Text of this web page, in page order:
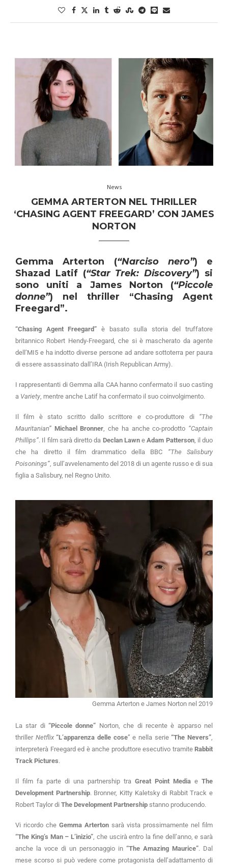
News
GEMMA ARTERTON NEL THRILLER
‘CHASING AGENT FREEGARD’ CON JAMES
NORTON
Gemma Arterton (“Narciso nero”) e
Shazad Latif(“Star Trek: Discovery”) si
sono uniti a James Norton (“Piccole
donne”) nel thriller “Chasing Agent
Freegard”.
“Chasing Agent Freegard” è basato sulla storia del truffatore
britannico Robert Hendy-Freegard, che si è mascherato da agente
dell’MI5 e ha indotto diverse persone ad andare sottoterra per paura
di essere assassinato dall’IRA (Irish Republican Army).
I rappresentanti di Gemma alla CAA hanno confermato il suo casting
a Variety, mentre anche Latif ha confermato il suo coinvolgimento.
Il film è stato scritto dallo scrittore e co-produttore di “The
Mauritanian” Michael Bronner, che ha anche co-prodotto “Captain
Phillips”. Il film sarà diretto da Declan LawneAdam Patterson, il duo
che ha diretto il film drammatico della BBC “The Salisbury
Poisonings”, sull’avvelenamento del 2018 di un agente russo e di sua
figlia a Salisbury, nel Regno Unito.
Gemma Arterton e James Norton nel 2019
La star di“Piccole donne” Norton, che di recente è apparso nel
thriller Netflix “L’apparenza delle cose” e nella serie“The Nevers”,
interpreterà Freegard ed è anche produttore esecutivo tramiteRabbit
Track Pictures.
Il film fa parte di una partnership tra Great Point Media e The
Development Partnership. Bronner, Kitty Kaletsky di Rabbit Track e
Robert Taylor di The Development Partnership stanno producendo.
Vi ricordo che Gemma Arterton sarà vista prossimamente nel film
“The King’s Man – L’inizio”, che uscirà entro la fine dell’anno, e sarà
anche la voce di un personaggio in “The Amazing Maurice”. Dal
mese scorso si può vedere come protagonista dell’adattamento di